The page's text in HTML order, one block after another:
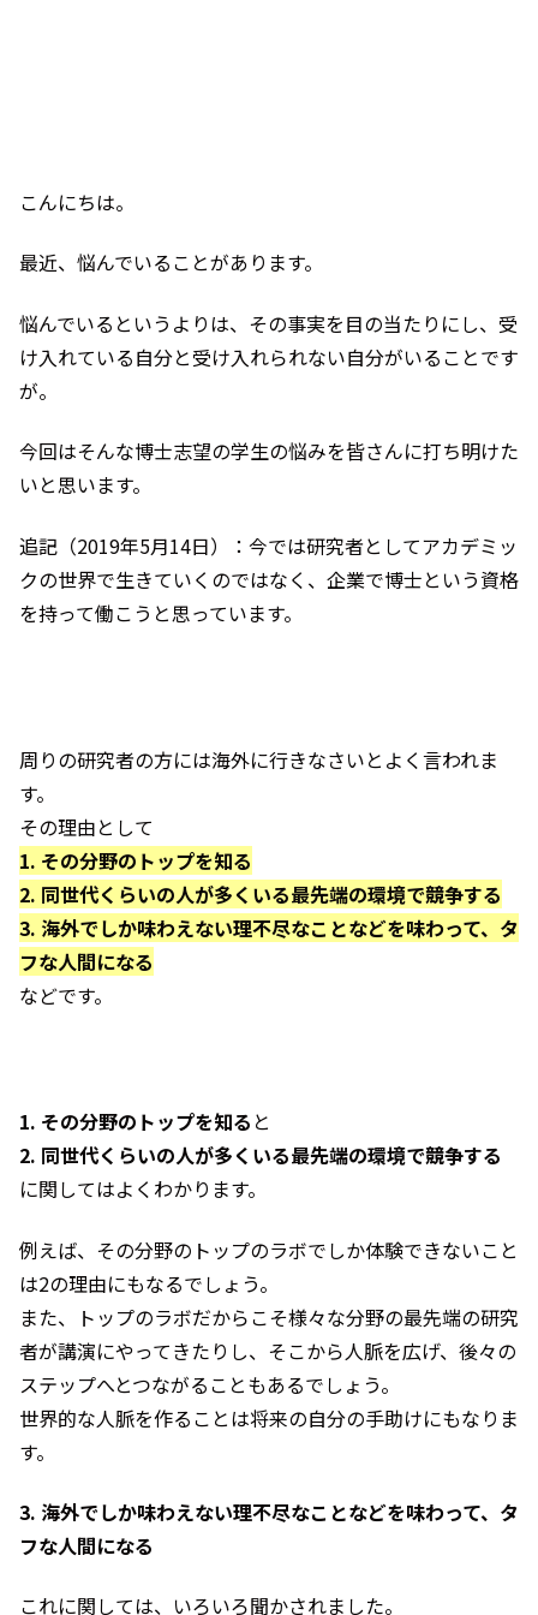
こんにちは。
最近、悩んでいることがあります。
悩んでいるというよりは、その事実を目の当たりにし、受
け入れている自分と受け入れられない自分がいることです
が。
今回はそんな博士志望の学生の悩みを皆さんに打ち明けた
いと思います。
追記（2019年5月14日）：今では研究者としてアカデミッ
クの世界で生きていくのではなく、企業で博士という資格
を持って働こうと思っています。
周りの研究者の方には海外に行きなさいとよく言われま
す。
その理由として
1. その分野のトップを知る
2. 同世代くらいの人が多くいる最先端の環境で競争する
3. 海外でしか味わえない理不尽なことなどを味わって、タ
フな人間になる
などです。
1. その分野のトップを知る と
2. 同世代くらいの人が多くいる最先端の環境で競争する
に関してはよくわかります。
例えば、その分野のトップのラボでしか体験できないこと
は2の理由にもなるでしょう。
また、トップのラボだからこそ様々な分野の最先端の研究
者が講演にやってきたりし、そこから人脈を広げ、後々の
ステップへとつながることもあるでしょう。
世界的な人脈を作ることは将来の自分の手助けにもなりま
す。
3. 海外でしか味わえない理不尽なことなどを味わって、タ
フな人間になる
これに関しては、いろいろ聞かされました。